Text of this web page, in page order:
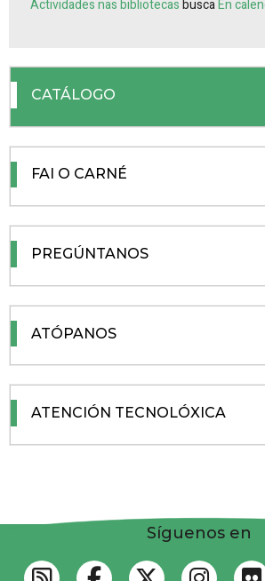
Actividades nas bibliotecasbuscaEn
CATÁLOGO
FAI O CARNÉ
PREGÚNTANOS
ATÓPANOS
ATENCIÓN TECNOLÓXICA
Síguenos en